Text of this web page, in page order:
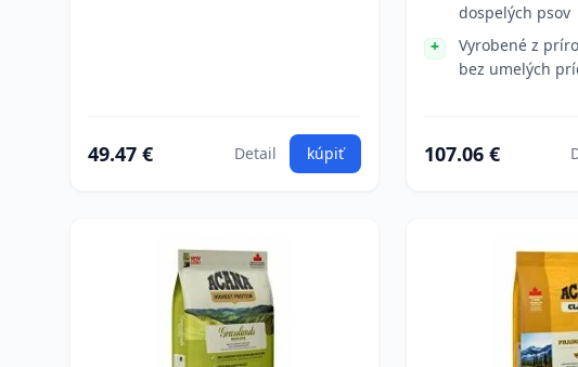
49.47 € Detail kúpiť
dospelých psov
Vyrobené z
bez umelých
107.06 €